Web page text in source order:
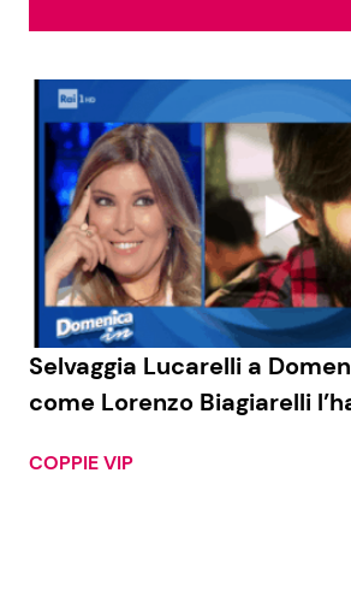
Social News
News dal mondo
Selvaggia Lucarelli a
come Lorenzo Biagiarelli
COPPIE VIP